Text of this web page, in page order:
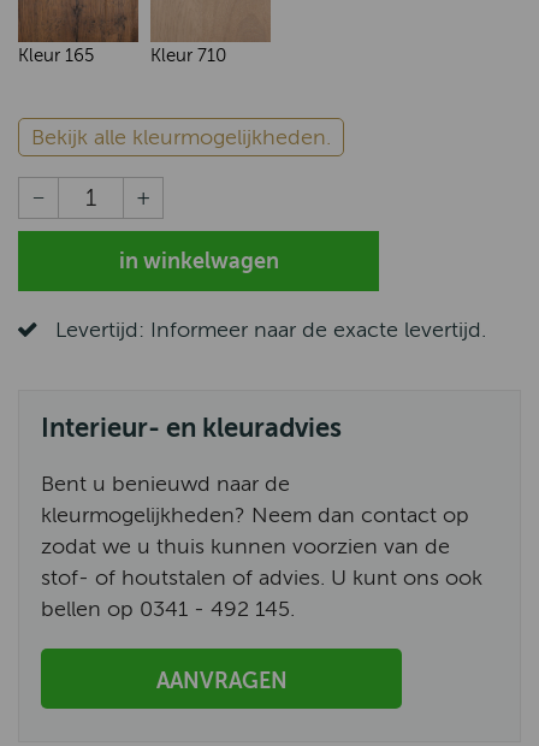
Kleur 165 Kleur 710
Bekijk alle kleurmogelijkheden.
Levertijd: Informeer naar de exacte levertijd.
Interieur- en kleuradvies
Bent u benieuwd naar de
kleurmogelijkheden? Neem dan contact op
zodat we u thuis kunnen voorzien van de
stof- of houtstalen of advies. U kunt ons ook
bellen op 0341 - 492 145.
AANVRAGEN